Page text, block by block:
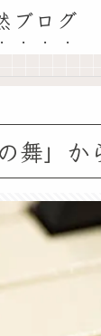
ブログ
の舞」